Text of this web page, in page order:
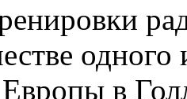
одного
в